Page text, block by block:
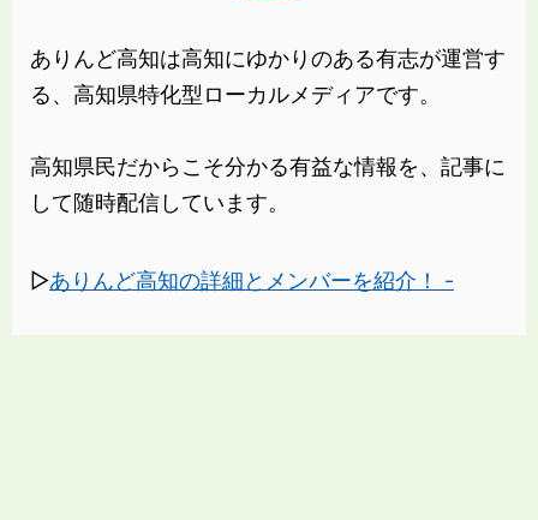
ありんど高知は高知にゆかりのある有志が運営す
る、高知県特化型ローカルメディアです。
高知県民だからこそ分かる有益な情報を、記事に
して随時配信しています。
▷ありんど高知の詳細とメンバーを紹介！ -